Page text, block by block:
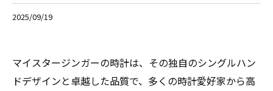
2025/09/19
マイスタージンガーの時計は、その独自のシングルハン
ドデザインと卓越した品質で、多くの時計愛好家から高